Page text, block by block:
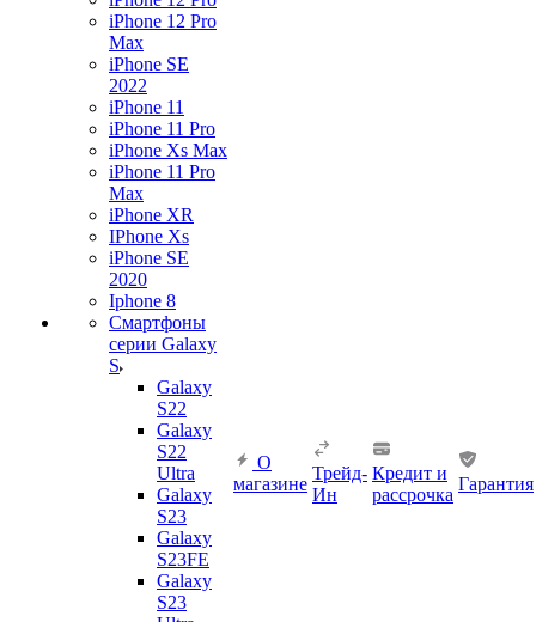
iPhone 12 Pro
Max
iPhone SE
2022
iPhone 11
iPhone 11 Pro
iPhone Xs Max
iPhone 11 Pro
Max
iPhone XR
IPhone Xs
iPhone SE
2020
Iphone 8
Смартфоны
серии Galaxy
S
Galaxy
S22
Galaxy
S22
Ultra
Galaxy
S23
Galaxy
S23FE
Galaxy
S23
О
магазине
Трейд-
Ин
Кредит и
рассрочка
Гарантия